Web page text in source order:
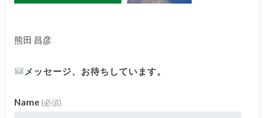
熊田 昌彦
メッセージ、お待ちしています。
Name (必須)